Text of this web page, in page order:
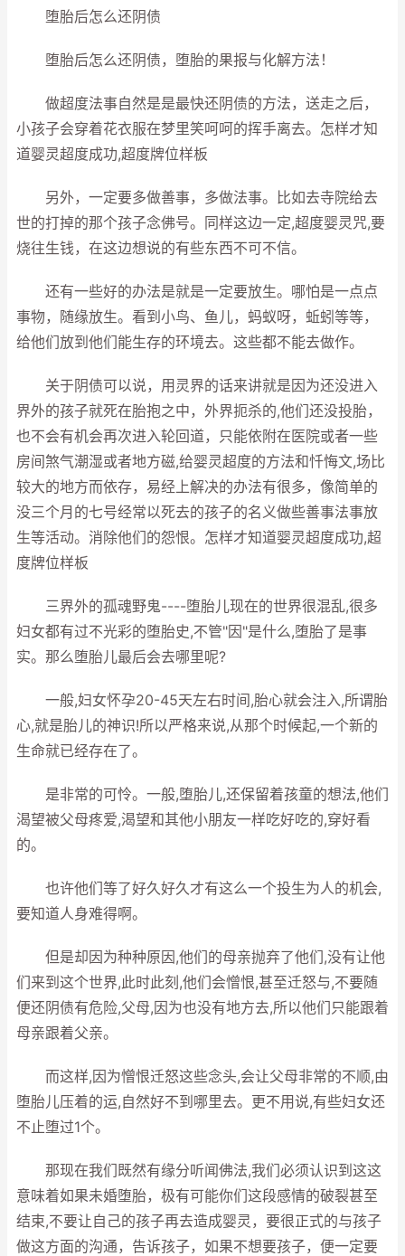
堕胎后怎么还阴债
堕胎后怎么还阴债，堕胎的果报与化解方法！
做超度法事自然是是最快还阴债的方法，送走之后，
小孩子会穿着花衣服在梦里笑呵呵的挥手离去。怎样才知
道婴灵超度成功,超度牌位样板
另外，一定要多做善事，多做法事。比如去寺院给去
世的打掉的那个孩子念佛号。同样这边一定,超度婴灵咒,要
烧往生钱，在这边想说的有些东西不可不信。
还有一些好的办法是就是一定要放生。哪怕是一点点
事物，随缘放生。看到小鸟、鱼儿，蚂蚁呀，蚯蚓等等，
给他们放到他们能生存的环境去。这些都不能去做作。
关于阴债可以说，用灵界的话来讲就是因为还没进入
界外的孩子就死在胎抱之中，外界扼杀的,他们还没投胎，
也不会有机会再次进入轮回道，只能依附在医院或者一些
房间煞气潮湿或者地方磁,给婴灵超度的方法和忏悔文,场比
较大的地方而依存，易经上解决的办法有很多，像简单的
没三个月的七号经常以死去的孩子的名义做些善事法事放
生等活动。消除他们的怨恨。怎样才知道婴灵超度成功,超
度牌位样板
三界外的孤魂野鬼----堕胎儿现在的世界很混乱,很多
妇女都有过不光彩的堕胎史,不管"因"是什么,堕胎了是事
实。那么堕胎儿最后会去哪里呢?
一般,妇女怀孕20-45天左右时间,胎心就会注入,所谓胎
心,就是胎儿的神识!所以严格来说,从那个时候起,一个新的
生命就已经存在了。
是非常的可怜。一般,堕胎儿,还保留着孩童的想法,他们
渴望被父母疼爱,渴望和其他小朋友一样吃好吃的,穿好看
的。
也许他们等了好久好久才有这么一个投生为人的机会,
要知道人身难得啊。
但是却因为种种原因,他们的母亲抛弃了他们,没有让他
们来到这个世界,此时此刻,他们会憎恨,甚至迁怒与,不要随
便还阴债有危险,父母,因为也没有地方去,所以他们只能跟着
母亲跟着父亲。
而这样,因为憎恨迁怒这些念头,会让父母非常的不顺,由
堕胎儿压着的运,自然好不到哪里去。更不用说,有些妇女还
不止堕过1个。
那现在我们既然有缘分听闻佛法,我们必须认识到这这
意味着如果未婚堕胎，极有可能你们这段感情的破裂甚至
结束,不要让自己的孩子再去造成婴灵，要很正式的与孩子
做这方面的沟通，告诉孩子，如果不想要孩子，便一定要